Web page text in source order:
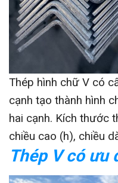
Thép hình chữ V có
cạnh tạo thành hình
hai cạnh. Kích thước
chiều cao (h), chiều
Thép V có ưu